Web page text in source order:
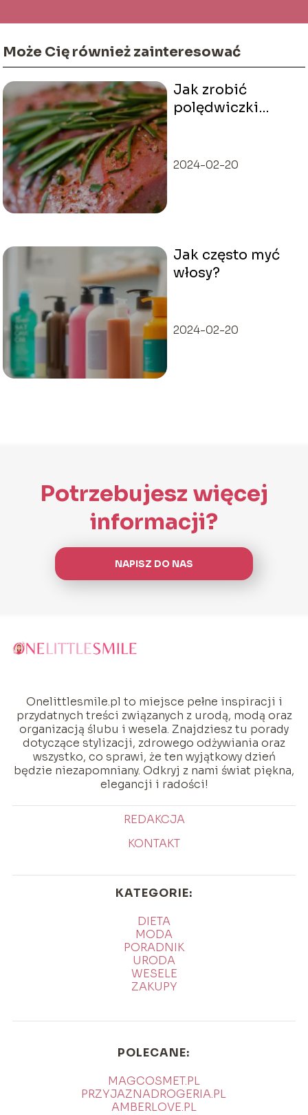
Może Cię również zainteresować
Jak zrobić
polędwiczki
2024-02-20
Jak często myć
włosy?
2024-02-20
Potrzebujesz więcej
informacji?
NAPISZ DO NAS
Onelittlesmile.pl to miejsce pełne inspiracji i
przydatnych treści związanych z urodą, modą oraz
organizacją ślubu i wesela. Znajdziesz tu porady
dotyczące stylizacji, zdrowego odżywiania oraz
wszystko, co sprawi, że ten wyjątkowy dzień
będzie niezapomniany. Odkryj z nami świat piękna,
elegancji i radości!
REDAKCJA
KONTAKT
KATEGORIE:
DIETA
MODA
PORADNIK
URODA
WESELE
ZAKUPY
POLECANE:
MAGCOSMET.PL
PRZYJAZNADROGERIA.PL
AMBERLOVE.PL